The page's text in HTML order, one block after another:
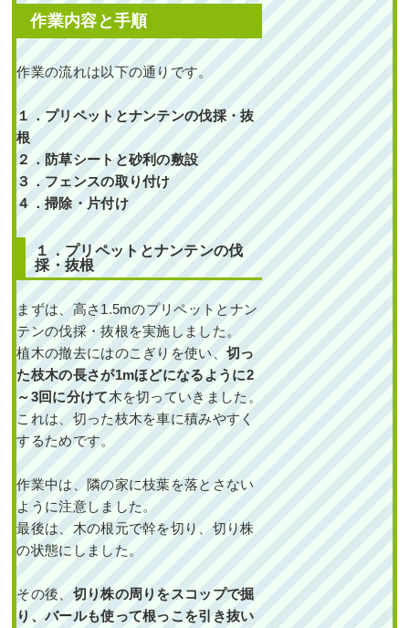
作業内容と手順
作業の流れは以下の通りです。
１．プリペットとナンテンの伐採・抜
根
２．防草シートと砂利の敷設
３．フェンスの取り付け
４．掃除・片付け
１．プリペットとナンテンの伐
採・抜根
まずは、高さ1.5mのプリペットとナン
テンの伐採・抜根を実施しました。
植木の撤去にはのこぎりを使い、 切っ
た枝木の長さが1mほどになるように2
～3回に分けて木を切っていきました。
これは、切った枝木を車に積みやすく
するためです。
作業中は、隣の家に枝葉を落とさない
ように注意しました。
最後は、木の根元で幹を切り、切り株
の状態にしました。
その後、 切り株の周りをスコップで掘
り、バールも使って根っこを引き抜い